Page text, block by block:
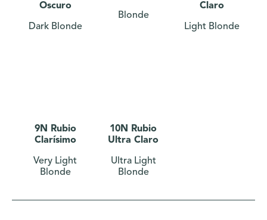
Oscuro
Dark Blonde
Blonde
Claro
Light Blonde
9N Rubio
Clarísimo
Very Light
Blonde
10N Rubio
Ultra Claro
Ultra Light
Blonde